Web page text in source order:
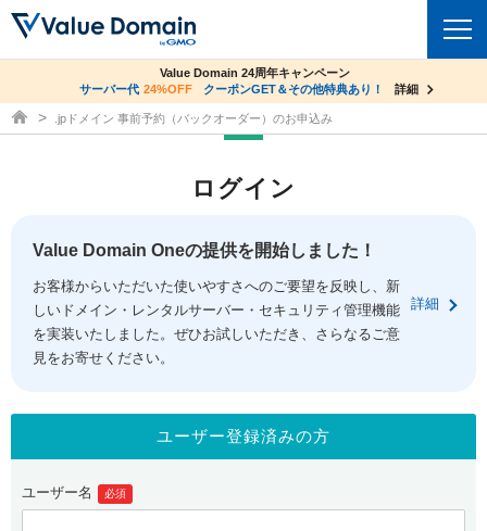
ドメイントップ
ドメイン移管
ドメイン価格一覧
ドメイン一括検索
.jpドメインオークション
gTLDオークション NEW!
.jpドメインバックオーダー
コアサーバー
バリューサーバー
XREA
セキュリティトップ
Value Domain ネットde診断
SSL証明書
サービストップ
お得意様割引
紹介制度
facebook
ログイン
co.jpドメイン✕コアサーバーV2ビジネス応援キャンペーン
サーバー料金1年間無料
詳細
Value Domain 24周年キャンペーン
サーバー代 24%OFF クーポンGET＆その他特典あり！ 詳細
ドメイン取得ならバリュードメイン
.jpドメイン 事前予約（バックオーダー）のお申込み
ログイン
Value Domain Oneの提供を開始しました！
お客様からいただいた使いやすさへのご要望を反映し、新
しいドメイン・レンタルサーバー・セキュリティ管理機能
を実装いたしました。ぜひお試しいただき、さらなるご意
見をお寄せください。
詳細
ユーザー登録済みの方
ユーザー名 必須